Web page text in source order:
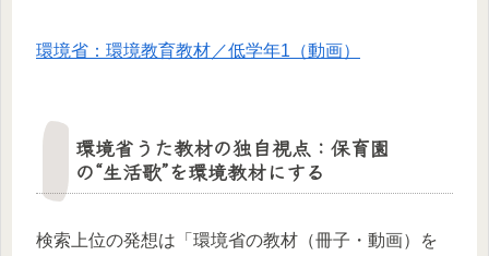
環境省：環境教育教材／低学年1（動画）
環境省うた教材の独自視点：保育園
の“生活歌”を環境教材にする
検索上位の発想は「環境省の教材（冊子・動画）を